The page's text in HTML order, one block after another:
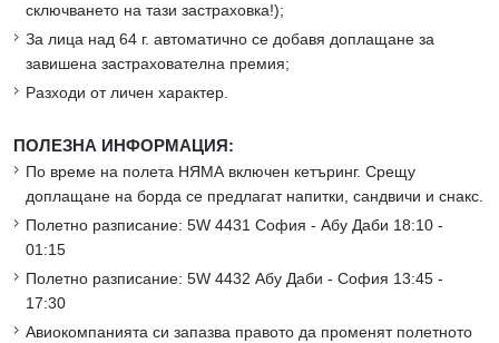
сключването на тази застраховка!);
За лица над 64 г. автоматично се добавя доплащане за
завишена застрахователна премия;
Разходи от личен характер.
ПОЛЕЗНА ИНФОРМАЦИЯ:
По време на полета НЯМА включен кетъринг. Срещу
доплащане на борда се предлагат напитки, сандвичи и снакс.
Полетно разписание: 5W 4431 София - Абу Даби 18:10 -
01:15
Полетно разписание: 5W 4432 Абу Даби - София 13:45 -
17:30
Авиокомпанията си запазва правото да променят полетното